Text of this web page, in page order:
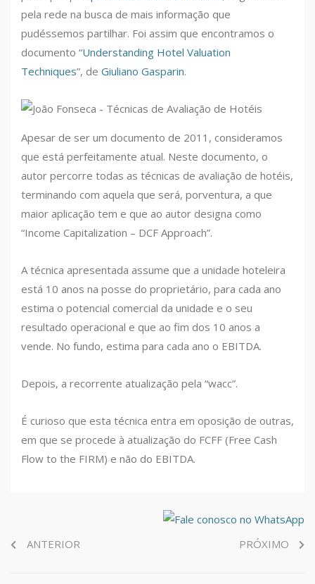
pela rede na busca de mais informação que
pudéssemos partilhar. Foi assim que encontramos o
documento “Understanding Hotel Valuation
Techniques”, de Giuliano Gasparin.
Apesar de ser um documento de 2011, consideramos
que está perfeitamente atual. Neste documento, o
autor percorre todas as técnicas de avaliação de hotéis,
terminando com aquela que será, porventura, a que
maior aplicação tem e que ao autor designa como
“Income Capitalization – DCF Approach”.
A técnica apresentada assume que a unidade hoteleira
está 10 anos na posse do proprietário, para cada ano
estima o potencial comercial da unidade e o seu
resultado operacional e que ao fim dos 10 anos a
vende. No fundo, estima para cada ano o EBITDA.
Depois, a recorrente atualização pela “wacc”.
É curioso que esta técnica entra em oposição de outras,
em que se procede à atualização do FCFF (Free Cash
Flow to the FIRM) e não do EBITDA.
ANTERIOR PRÓXIMO